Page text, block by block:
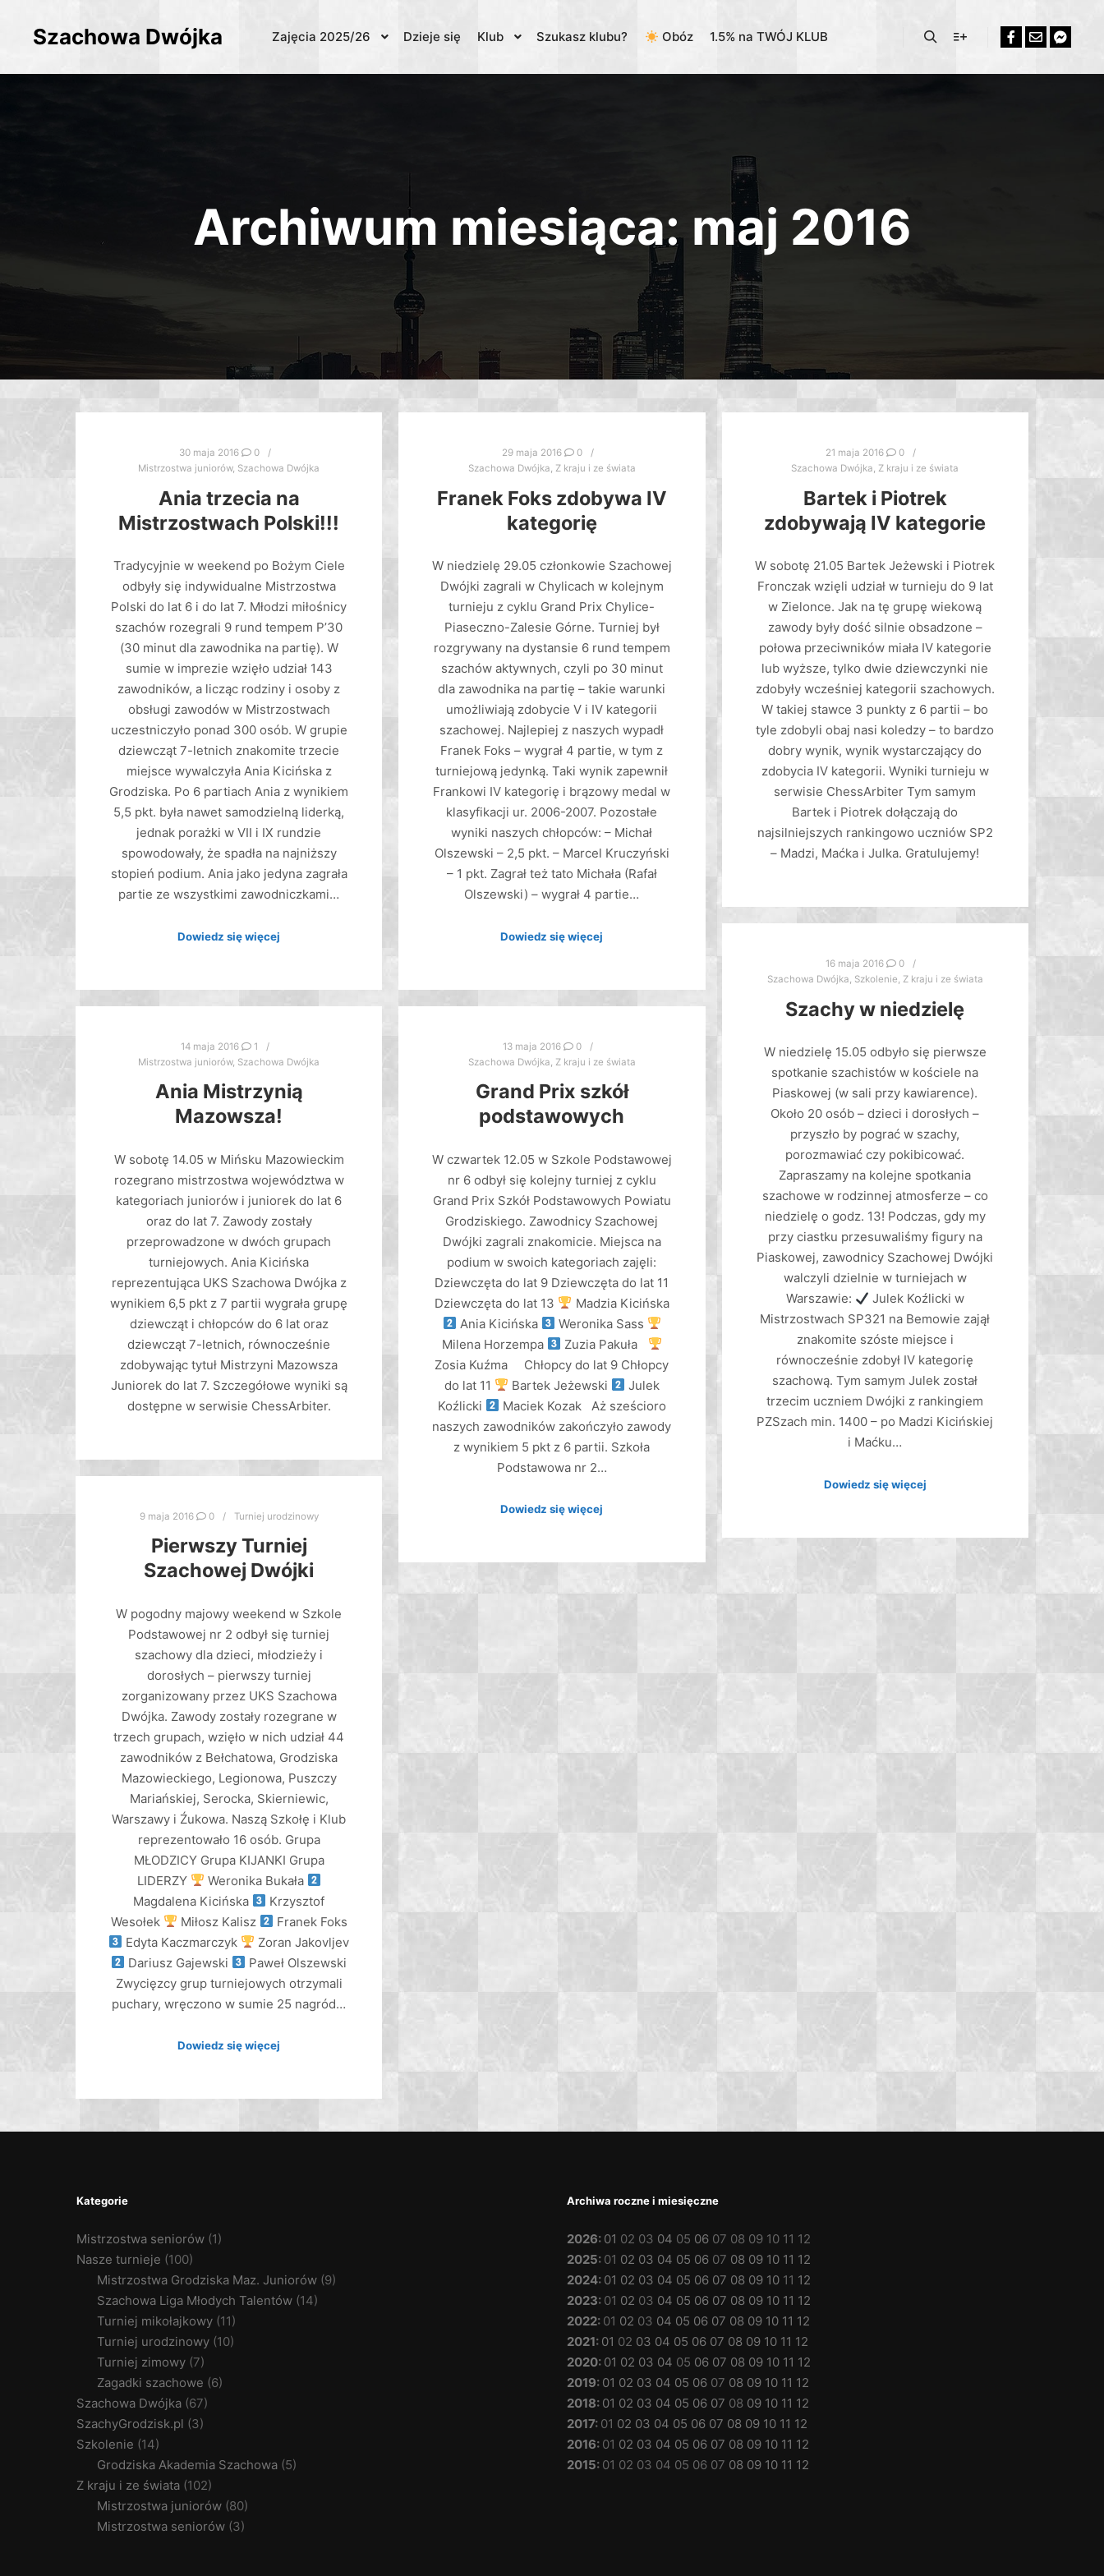
Szachowa Dwójka Zajęcia 2025/26 Dzieje się Klub Szukasz klubu? Obóz 1.5% na TWÓJ KLUB
Archiwum miesiąca:maj 2016
30 maja 2016
0
Mistrzostwa juniorów, Szachowa Dwójka
Ania trzecia na
Mistrzostwach Polski!!!
Tradycyjnie w weekend po Bożym Ciele
odbyły się indywidualne Mistrzostwa
Polski do lat 6 i do lat 7. Młodzi miłośnicy
szachów rozegrali 9 rund tempem P’30
(30 minut dla zawodnika na partię). W
sumie w imprezie wzięło udział 143
zawodników, a licząc rodziny i osoby z
obsługi zawodów w Mistrzostwach
uczestniczyło ponad 300 osób. W grupie
dziewcząt 7-letnich znakomite trzecie
miejsce wywalczyła Ania Kicińska z
Grodziska. Po 6 partiach Ania z wynikiem
5,5 pkt. była nawet samodzielną liderką,
jednak porażki w VII i IX rundzie
spowodowały, że spadła na najniższy
stopień podium. Ania jako jedyna zagrała
partie ze wszystkimi zawodniczkami…
Dowiedz się więcej
29 maja 2016
0
Szachowa Dwójka, Z kraju i ze świata
Franek Foks zdobywa IV
kategorię
W niedzielę 29.05 członkowie Szachowej
Dwójki zagrali w Chylicach w kolejnym
turnieju z cyklu Grand Prix Chylice-
Piaseczno-Zalesie Górne. Turniej był
rozgrywany na dystansie 6 rund tempem
szachów aktywnych, czyli po 30 minut
dla zawodnika na partię – takie warunki
umożliwiają zdobycie V i IV kategorii
szachowej. Najlepiej z naszych wypadł
Franek Foks – wygrał 4 partie, w tym z
turniejową jedynką. Taki wynik zapewnił
Frankowi IV kategorię i brązowy medal w
klasyfikacji ur. 2006-2007. Pozostałe
wyniki naszych chłopców: – Michał
Olszewski – 2,5 pkt. – Marcel Kruczyński
– 1 pkt. Zagrał też tato Michała (Rafał
Olszewski) – wygrał 4 partie…
Dowiedz się więcej
21 maja 2016
0
Szachowa Dwójka, Z kraju i ze świata
Bartek i Piotrek
zdobywają IV kategorie
W sobotę 21.05 Bartek Jeżewski i Piotrek
Fronczak wzięli udział w turnieju do 9 lat
w Zielonce. Jak na tę grupę wiekową
zawody były dość silnie obsadzone –
połowa przeciwników miała IV kategorie
lub wyższe, tylko dwie dziewczynki nie
zdobyły wcześniej kategorii szachowych.
W takiej stawce 3 punkty z 6 partii – bo
tyle zdobyli obaj nasi koledzy – to bardzo
dobry wynik, wynik wystarczający do
zdobycia IV kategorii. Wyniki turnieju w
serwisie ChessArbiter Tym samym
Bartek i Piotrek dołączają do
najsilniejszych rankingowo uczniów SP2
– Madzi, Maćka i Julka. Gratulujemy!
16 maja 2016
0
Szachowa Dwójka, Szkolenie, Z kraju i ze świata
Szachy w niedzielę
W niedzielę 15.05 odbyło się pierwsze
spotkanie szachistów w kościele na
Piaskowej (w sali przy kawiarence).
Około 20 osób – dzieci i dorosłych –
przyszło by pograć w szachy,
porozmawiać czy pokibicować.
Zapraszamy na kolejne spotkania
szachowe w rodzinnej atmosferze – co
niedzielę o godz. 13! Podczas, gdy my
przy ciastku przesuwaliśmy figury na
Piaskowej, zawodnicy Szachowej Dwójki
walczyli dzielnie w turniejach w
Warszawie:
Julek Koźlicki w
Mistrzostwach SP321 na Bemowie zajął
znakomite szóste miejsce i
równocześnie zdobył IV kategorię
szachową. Tym samym Julek został
trzecim uczniem Dwójki z rankingiem
PZSzach min. 1400 – po Madzi Kicińskiej
i Maćku…
Dowiedz się więcej
14 maja 2016
1
Mistrzostwa juniorów, Szachowa Dwójka
Ania Mistrzynią
Mazowsza!
W sobotę 14.05 w Mińsku Mazowieckim
rozegrano mistrzostwa województwa w
kategoriach juniorów i juniorek do lat 6
oraz do lat 7. Zawody zostały
przeprowadzone w dwóch grupach
turniejowych. Ania Kicińska
reprezentująca UKS Szachowa Dwójka z
wynikiem 6,5 pkt z 7 partii wygrała grupę
dziewcząt i chłopców do 6 lat oraz
dziewcząt 7-letnich, równocześnie
zdobywając tytuł Mistrzyni Mazowsza
Juniorek do lat 7. Szczegółowe wyniki są
dostępne w serwisie ChessArbiter.
13 maja 2016
0
Szachowa Dwójka Z kraju i ze świata
Grand Prix szkół
podstawowych
W czwartek 12.05 w Szkole Podstawowej
nr 6 odbył się kolejny turniej z cyklu
Grand Prix Szkół Podstawowych Powiatu
Grodziskiego. Zawodnicy Szachowej
Dwójki zagrali znakomicie. Miejsca na
podium w swoich kategoriach zajęli:
Dziewczęta do lat 9 Dziewczęta do lat 11
Dziewczęta do lat 13
Madzia Kicińska
Ania Kicińska
Weronika Sass
Milena Horzempa
Zuzia Pakuła
Zosia Kuźma Chłopcy do lat 9 Chłopcy
do lat 11
Bartek Jeżewski
Julek
Koźlicki
Maciek Kozak Aż sześcioro
naszych zawodników zakończyło zawody
z wynikiem 5 pkt z 6 partii. Szkoła
Podstawowa nr 2…
Dowiedz się więcej
9 maja 2016 0 Turniej urodzinowy
Pierwszy Turniej
Szachowej Dwójki
W pogodny majowy weekend w Szkole
Podstawowej nr 2 odbył się turniej
szachowy dla dzieci, młodzieży i
dorosłych – pierwszy turniej
zorganizowany przez UKS Szachowa
Dwójka. Zawody zostały rozegrane w
trzech grupach, wzięło w nich udział 44
zawodników z Bełchatowa, Grodziska
Mazowieckiego, Legionowa, Puszczy
Mariańskiej, Serocka, Skierniewic,
Warszawy i Źukowa. Naszą Szkołę i Klub
reprezentowało 16 osób. Grupa
MŁODZICY Grupa KIJANKI Grupa
LIDERZY
Weronika Bukała
Magdalena Kicińska
Krzysztof
Wesołek
Miłosz Kalisz
Franek Foks
Edyta Kaczmarczyk
Zoran Jakovljev
Dariusz Gajewski
Paweł Olszewski
Zwycięzcy grup turniejowych otrzymali
puchary, wręczono w sumie 25 nagród…
Dowiedz się więcej
Kategorie
Mistrzostwa seniorów (1)
Nasze turnieje (100)
Mistrzostwa Grodziska Maz. Juniorów (9)
Szachowa Liga Młodych Talentów (14)
Turniej mikołajkowy (11)
Turniej urodzinowy (10)
Turniej zimowy (7)
Zagadki szachowe (6)
Szachowa Dwójka (67)
SzachyGrodzisk.pl (3)
Szkolenie (14)
Grodziska Akademia Szachowa (5)
Z kraju i ze świata (102)
Mistrzostwa juniorów (80)
Mistrzostwa seniorów (3)
Archiwa roczne i miesięczne
2026: 01 02 03 04 05 06 07 08 09 10 11 12
2025: 01 02 03 04 05 06 07 08 09 10 11 12
2024: 01 02 03 04 05 06 07 08 09 10 11 12
2023: 01 02 03 04 05 06 07 08 09 10 11 12
2022: 01 02 03 04 05 06 07 08 09 10 11 12
2021: 01 02 03 04 05 06 07 08 09 10 11 12
2020: 01 02 03 04 05 06 07 08 09 10 11 12
2019: 01 02 03 04 05 06 07 08 09 10 11 12
2018: 01 02 03 04 05 06 07 08 09 10 11 12
2017: 01 02 03 04 05 06 07 08 09 10 11 12
2016: 01 02 03 04 05 06 07 08 09 10 11 12
2015: 01 02 03 04 05 06 07 08 09 10 11 12